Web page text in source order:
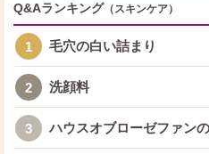
Q&Aランキング （スキンケア）
1 毛穴の白い詰まり
2 洗顔料
3 ハウスオブローゼファン